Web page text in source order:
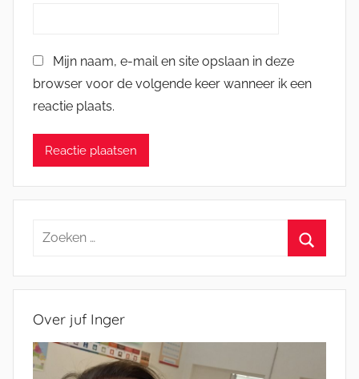
Mijn naam, e-mail en site opslaan in deze
browser voor de volgende keer wanneer ik een
reactie plaats.
Zoeken
Over juf Inger